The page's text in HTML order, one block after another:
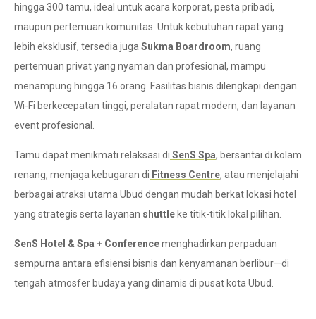
hingga 300 tamu, ideal untuk acara korporat, pesta pribadi,
maupun pertemuan komunitas. Untuk kebutuhan rapat yang
lebih eksklusif, tersedia juga Sukma Boardroom, ruang
pertemuan privat yang nyaman dan profesional, mampu
menampung hingga 16 orang. Fasilitas bisnis dilengkapi dengan
Wi-Fi berkecepatan tinggi, peralatan rapat modern, dan layanan
event profesional.
Tamu dapat menikmati relaksasi di SenS Spa, bersantai di kolam
renang, menjaga kebugaran di Fitness Centre, atau menjelajahi
berbagai atraksi utama Ubud dengan mudah berkat lokasi hotel
yang strategis serta layanan shuttleke titik-titik lokal pilihan.
SenS Hotel & Spa + Conferencemenghadirkan perpaduan
sempurna antara efisiensi bisnis dan kenyamanan berlibur—di
tengah atmosfer budaya yang dinamis di pusat kota Ubud.